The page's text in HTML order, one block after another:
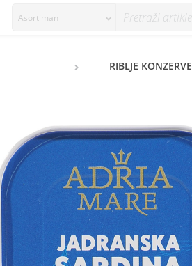
Asortiman
RIBLJE KONZERVE